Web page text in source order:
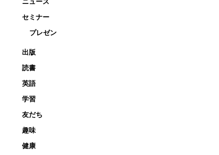
セミナー
プレゼン
出版
読書
英語
学習
友だち
趣味
健康